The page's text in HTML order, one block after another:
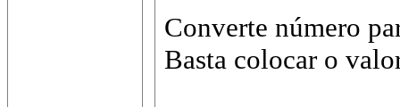
Converte número
Basta colocar o